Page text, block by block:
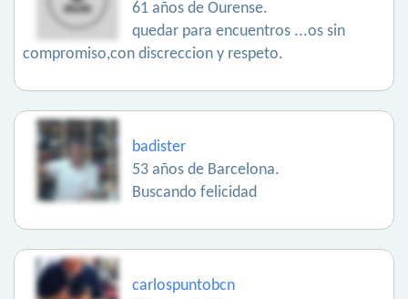
61 años de Ourense.
quedar para encuentros ...os sin
compromiso,con discreccion y respeto.
badister
53 años de Barcelona.
Buscando felicidad
carlospuntobcn